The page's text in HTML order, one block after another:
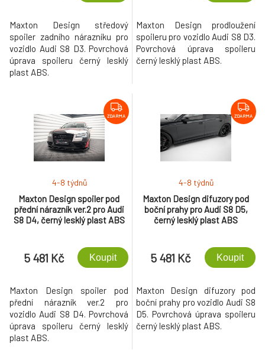
Maxton Design středový
spoiler zadního nárazníku pro
vozidlo Audi S8 D3. Povrchová
úprava spoileru černý lesklý
plast ABS.
Maxton Design prodloužení
spoileru pro vozidlo Audi S8 D3.
Povrchová úprava spoileru
černý lesklý plast ABS.
ZDARMA
Maxton Design spoiler pod
přední nárazník ver.2 pro Audi
S8 D4, černý lesklý plast ABS
4-8 týdnů
5 481 Kč Koupit
Maxton Design spoiler pod
přední nárazník ver.2 pro
vozidlo Audi S8 D4. Povrchová
úprava spoileru černý lesklý
plast ABS.
ZDARMA
Maxton Design difuzory pod
boční prahy pro Audi S8 D5,
černý lesklý plast ABS
4-8 týdnů
5 481 Kč Koupit
Maxton Design difuzory pod
boční prahy pro vozidlo Audi S8
D5. Povrchová úprava spoileru
černý lesklý plast ABS.